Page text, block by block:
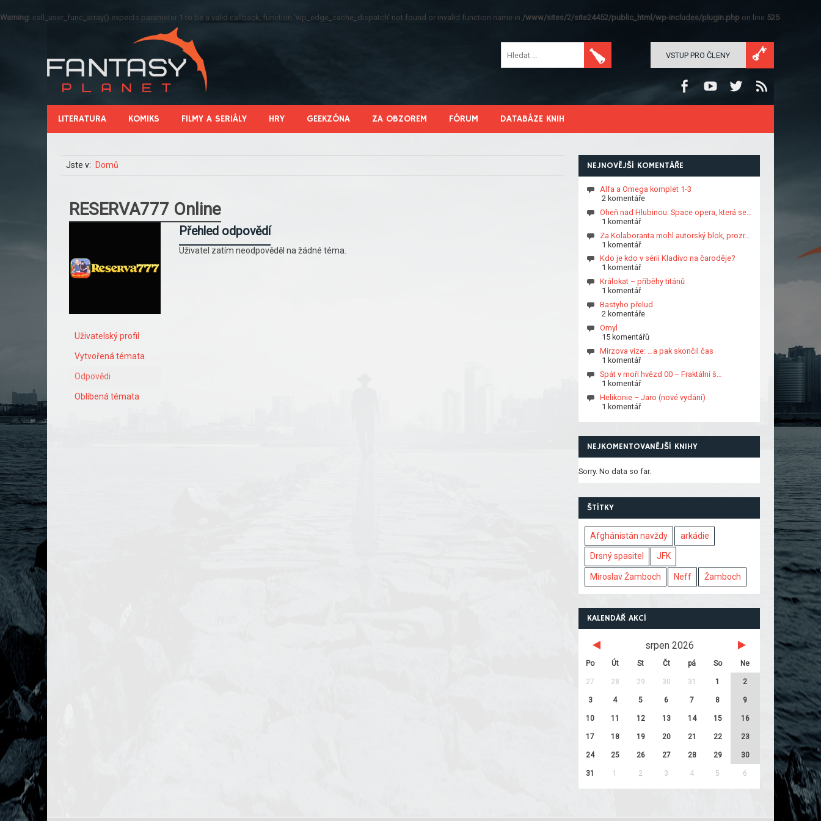
Warning: call_user_func_array() expects parameter 1 to be a valid callback, function 'wp_edge_cache_dispatch' not found or invalid function name in /www/sites/2/site24452/public_html/wp-includes/plugin.php on line 525
VSTUP PRO ČLENY
LITERATURA KOMIKS FILMY A SERIÁLY HRY GEEKZÓNA ZA OBZOREM FÓRUM DATABÁZE KNIH
Jste v: Domů
RESERVA777 Online
Uživatelský profil
Vytvořená témata
Odpovědi
Oblíbená témata
Přehled odpovědí
Uživatel zatím neodpověděl na žádné téma.
NEJNOVĚJŠÍ KOMENTÁŘE
Alfa a Omega komplet 1-3
2 komentáře
Oheň nad Hlubinou: Space opera, která se…
1 komentář
Za Kolaboranta mohl autorský blok, prozr…
1 komentář
Kdo je kdo v sérii Kladivo na čaroděje?
1 komentář
Králokat – příběhy titánů
1 komentář
Bastyho přelud
2 komentáře
Omyl
15 komentářů
Mirzova vize: …a pak skončil čas
1 komentář
Spát v moři hvězd 00 – Fraktální š…
1 komentář
Helikonie – Jaro (nové vydání)
1 komentář
NEJKOMENTOVANĚJŠÍ KNIHY
Sorry. No data so far.
ŠTÍTKY
Afghánistán navždy arkádie
Drsný spasitel JFK
Miroslav Žamboch Neff Žamboch
KALENDÁŘ AKCÍ
srpen 2026
Po Út St Čt pá So Ne
27 28 29 30 31 1 2
3 4 5 6 7 8 9
10 11 12 13 14 15 16
17 18 19 20 21 22 23
24 25 26 27 28 29 30
31 1 2 3 4 5 6